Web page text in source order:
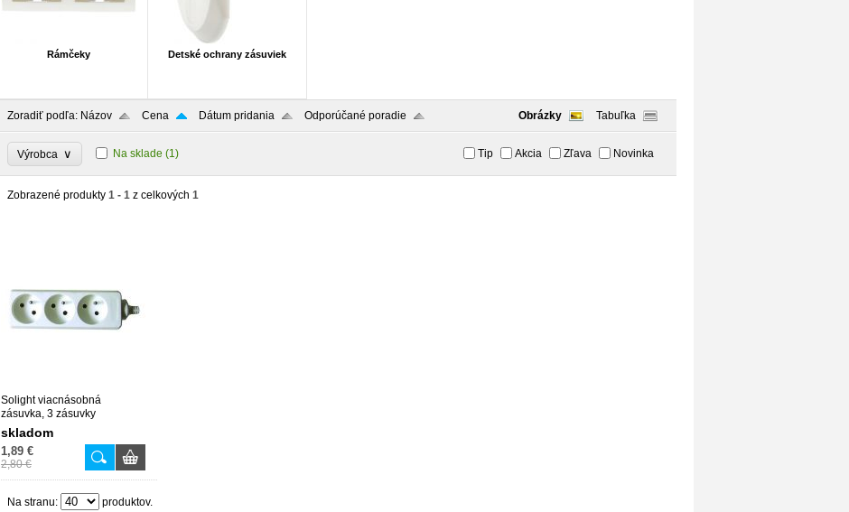
Rámčeky Detské ochrany zásuviek
Zoradiť podľa: Názov Cena Dátum pridania Odporúčané poradie Obrázky Tabuľka
Výrobca ∨ Na sklade (1) Tip Akcia Zľava Novinka
Zobrazené produkty 1 - 1 z celkových 1
Solight viacnásobná
zásuvka, 3 zásuvky
skladom
1,89 €
2,80 €
Na stranu: produktov.